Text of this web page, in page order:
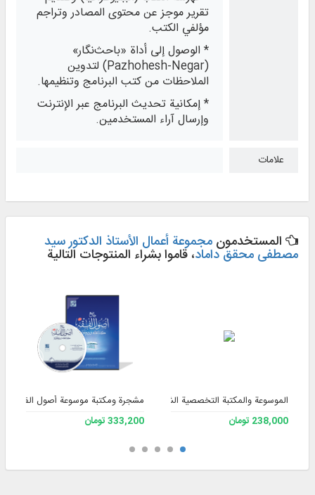
تقرير موجز عن محتوى المصادر وتراجم
مؤلفي الكتب.
* الوصول إلى أداة «باحث‌نگار»
(Pazhohesh-Negar) لتدوين
الملاحظات من كتب البرنامج وتنظيمها.
* إمكانية تحديث البرنامج عبر الإنترنت
وإرسال آراء المستخدمين.
علامات
المستخدمون مجموعة أعمال الأستاذ الدكتور سيد
مصطفى محقق داماد، قاموا بشراء المنتوجات التالية
الموسوعة والمكتبة التخصصية الشاملة للفقه 3
238,000 تومان
مشجرة ومكتبة موسوعة أصول الفقه،
333,200 تومان